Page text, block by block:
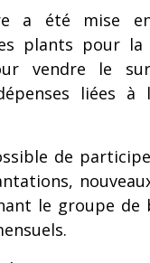
a été mise
plants pour
vendre le
liées à
de
le groupe de